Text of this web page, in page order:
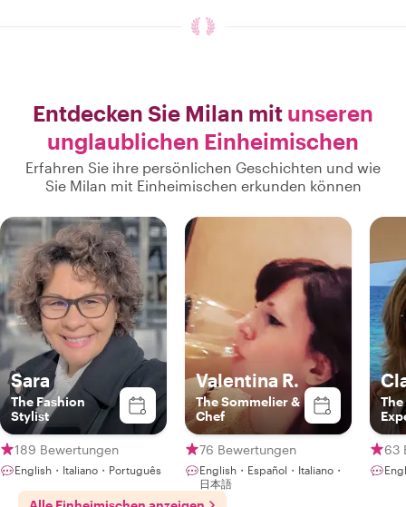
Entdecken Sie Milan mit unseren
unglaublichen Einheimischen
Erfahren Sie ihre persönlichen Geschichten und wie
Sie Milan mit Einheimischen erkunden können
Sara
The Fashion
Stylist
189 Bewertungen
English・Italiano・Português
Valentina R.
The Sommelier &
Chef
76 Bewertungen
English・Español・Italiano・
日本語
&
63